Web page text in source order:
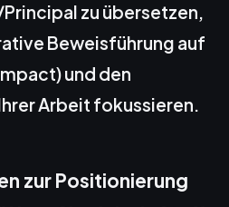
zu übersetzen,
Beweisführung auf
und den
Arbeit fokussieren.
zur Positionierung